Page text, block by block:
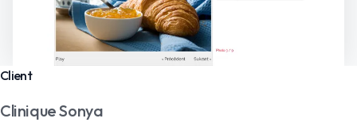
Client
Clinique Sonya